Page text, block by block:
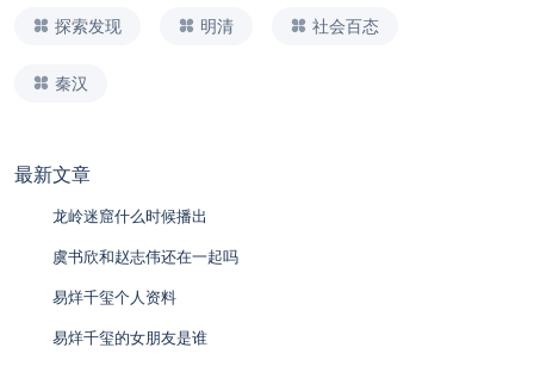
探索发现 明清 社会百态
秦汉
最新文章
龙岭迷窟什么时候播出
虞书欣和赵志伟还在一起吗
易烊千玺个人资料
易烊千玺的女朋友是谁